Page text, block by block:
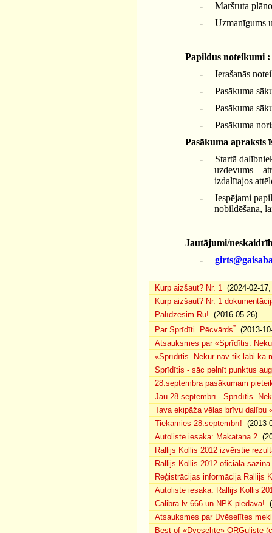
-
Maršruta
-
Uzmanīgums
Papildus noteikumi :
-
Ierašanās
-
Pasākuma
-
Pasākuma
-
Pasākuma
Pasākuma apraksts
-
Startā
uzdevums –
izdalītajos
-
Iespējami
nobildēšana,
Jautājumi/
-
Kurp aizšaut? Nr. 1 (2024-02-
Kurp aizšaut? Nr. 1
Palīdzēsim Rū! (2016-05-26)
Par Sprīdīti. Pēcvārds*
(2013-
Atsauksmes par «Sprīdītis.
«Sprīdītis. Nekur nav tik labi kā
Sprīdītis - sāc pelnīt punktus
28.septembra pasākumam
Jau 28.septembrī - Sprīdītis.
Tava ekipāža vēlas brīvu dalību
Tiekamies 28.septembrī! (2013-
Autoliste iesaka: Makatana 2
Rallijs Kollis 2012 izvērstie
Rallijs Kollis 2012 oficiālā saziņa
Reģistrācijas informācija Rallijs
Autoliste iesaka: Rallijs
Calibra.lv 666 un NPK piedāvā!
Atsauksmes par Dvēselītes
Best of «Dvēselīte» ORGuliste